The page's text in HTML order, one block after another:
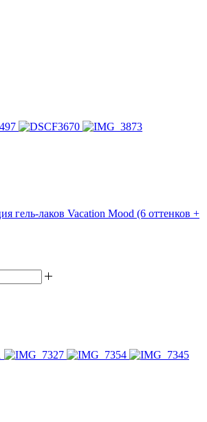
гель-лаков Vacation Mood (6 оттенков +